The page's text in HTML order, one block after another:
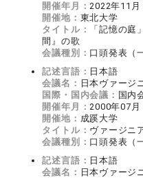
開催年月：2022年11月
開催地： 東北大学
タイトル：
「記憶の
間』の歌
会議種別： 口頭発表（
記述言語： 日本語
会議名： 日本ヴァー
国際・国内会議： 国内
開催年月：2000年07月
開催地： 成蹊大学
タイトル： ヴァージニ
会議種別： 口頭発表（
記述言語： 日本語
会議名： 日本ヴァー